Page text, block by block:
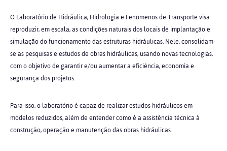
O Laboratório de Hidráulica, Hidrologia e Fenômenos de Transporte visa
reproduzir, em escala, as condições naturais dos locais de implantação e
simulação do funcionamento das estruturas hidráulicas. Nele, consolidam-
se as pesquisas e estudos de obras hidráulicas, usando novas tecnologias,
com o objetivo de garantir e/ou aumentar a eficiência, economia e
segurança dos projetos.
Para isso, o laboratório é capaz de realizar estudos hidráulicos em
modelos reduzidos, além de entender como é a assistência técnica à
construção, operação e manutenção das obras hidráulicas.